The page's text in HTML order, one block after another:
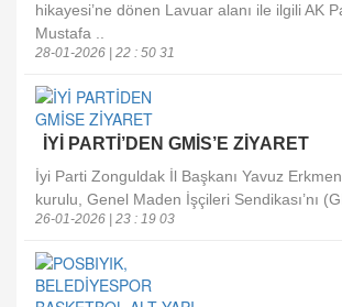
hikayesi’ne dönen Lavuar alanı ile ilgili AK
Mustafa ..
28-01-2026 | 22 : 50 31
İYİ PARTİ’DEN GMİS’E ZİYARET
İyi Parti Zonguldak İl Başkanı Yavuz
kurulu, Genel Maden İşçileri Sendikası’nı
26-01-2026 | 23 : 19 03